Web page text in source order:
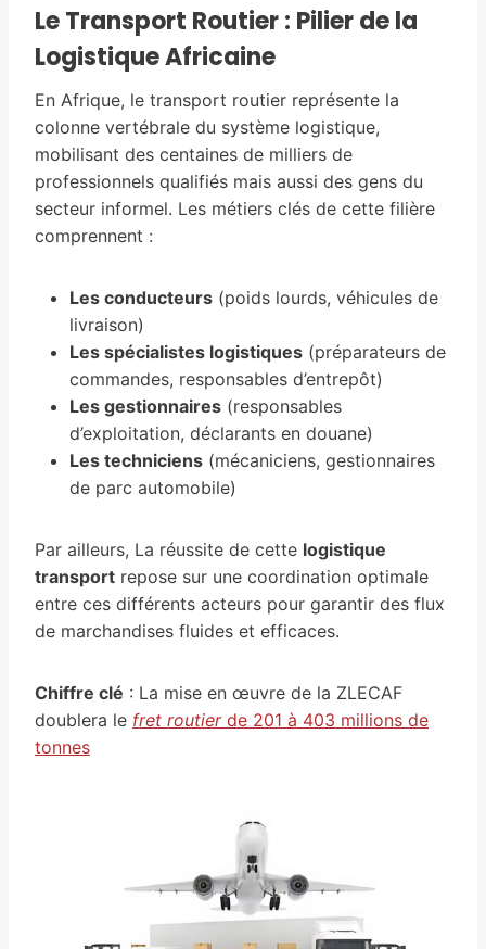
Le Transport Routier : Pilier de la
Logistique Africaine
En Afrique, le transport routier représente la
colonne vertébrale du système logistique,
mobilisant des centaines de milliers de
professionnels qualifiés mais aussi des gens du
secteur informel. Les métiers clés de cette filière
comprennent :
Les conducteurs (poids lourds, véhicules de
livraison)
Les spécialistes logistiques (préparateurs de
commandes, responsables d’entrepôt)
Les gestionnaires (responsables
d’exploitation, déclarants en douane)
Les techniciens (mécaniciens, gestionnaires
de parc automobile)
Par ailleurs, La réussite de cette logistique
transport repose sur une coordination optimale
entre ces différents acteurs pour garantir des flux
de marchandises fluides et efficaces.
Chiffre clé : La mise en œuvre de la ZLECAF
doublera le fret routierde 201 à 403 millions de
tonnes